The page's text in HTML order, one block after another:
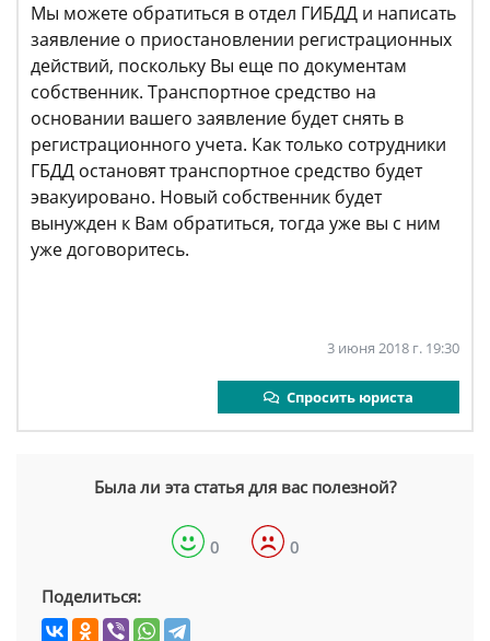
Мы можете обратиться в отдел ГИБДД и написать
заявление о приостановлении регистрационных
действий, поскольку Вы еще по документам
собственник. Транспортное средство на
основании вашего заявление будет снять в
регистрационного учета. Как только сотрудники
ГБДД остановят транспортное средство будет
эвакуировано. Новый собственник будет
вынужден к Вам обратиться, тогда уже вы с ним
уже договоритесь.
3 июня 2018 г. 19:30
Спросить юриста
Была ли эта статья для вас полезной?
0 0
Поделиться: